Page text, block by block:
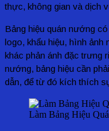
thực, không gian và dịch
Bảng hiệu quán nướng
logo, khẩu hiệu, hình ảnh
khác phản ánh đặc trưng
nướng, bảng hiệu cần
dẫn, để từ đó kích thích
Làm Bảng Hiệu